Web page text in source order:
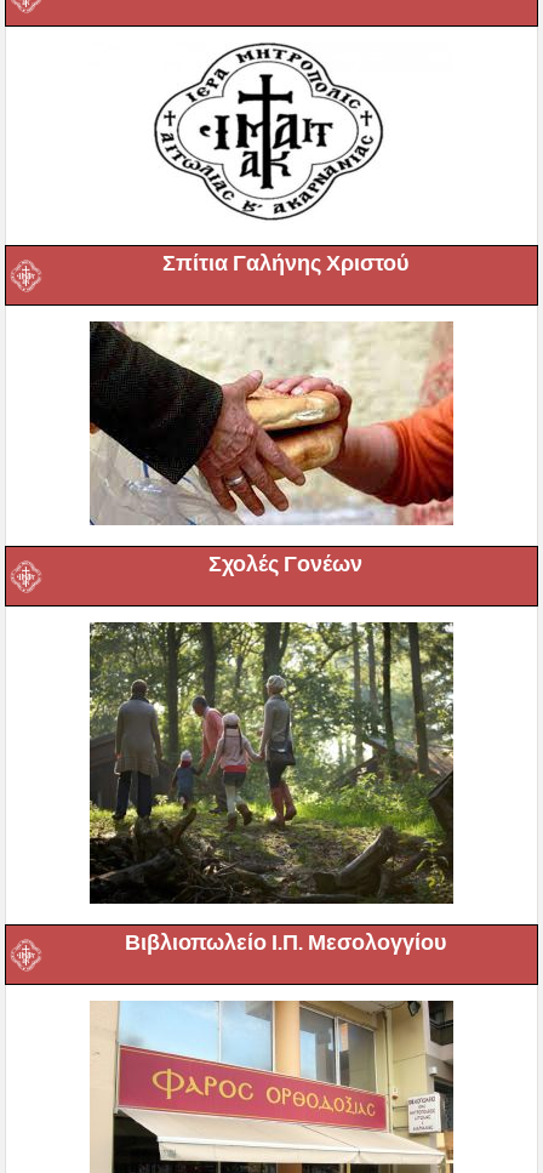
Σπίτια Γαλήνης Χριστού
Σχολές Γονέων
Βιβλιοπωλείο Ι.Π. Μεσολογγίου